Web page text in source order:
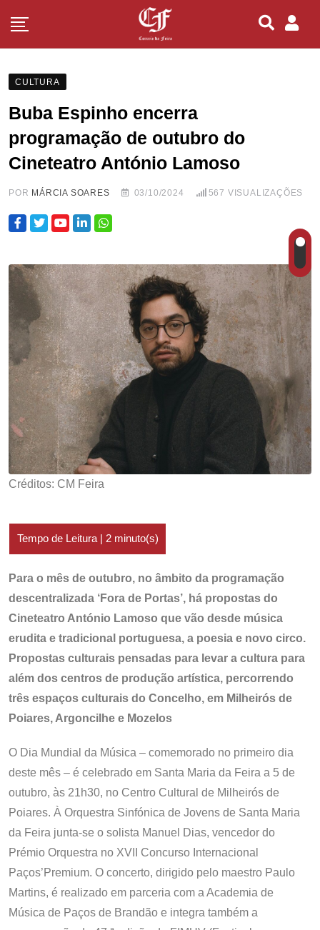
CULTURA
Buba Espinho encerra
programação de outubro do
Cineteatro António Lamoso
POR MÁRCIA SOARES 03/10/2024 567 VISUALIZAÇÕES
Créditos: CM Feira
Para o mês de outubro, no âmbito da programação
descentralizada ‘Fora de Portas’, há propostas do
Cineteatro António Lamoso que vão desde música
erudita e tradicional portuguesa, a poesia e novo circo.
Propostas culturais pensadas para levar a cultura para
além dos centros de produção artística, percorrendo
três espaços culturais do Concelho, em Milheirós de
Poiares, Argoncilhe e Mozelos
O Dia Mundial da Música – comemorado no primeiro dia
deste mês – é celebrado em Santa Maria da Feira a 5 de
outubro, às 21h30, no Centro Cultural de Milheirós de
Poiares. À Orquestra Sinfónica de Jovens de Santa Maria
da Feira junta-se o solista Manuel Dias, vencedor do
Prémio Orquestra no XVII Concurso Internacional
Paços’Premium. O concerto, dirigido pelo maestro Paulo
Martins, é realizado em parceria com a Academia de
Música de Paços de Brandão e integra também a